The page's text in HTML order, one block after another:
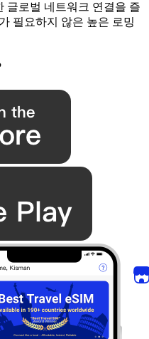
글로벌 네트워크 연결을 즐
필요하지 않은 높은 로밍